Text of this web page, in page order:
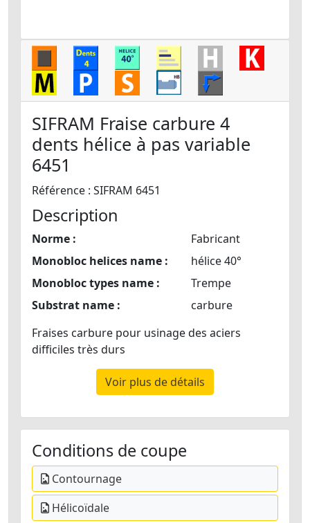
SIFRAM Fraise carbure 4
dents hélice à pas variable
6451
Référence : SIFRAM 6451
Description
Norme :
Fabricant
Monobloc helices name :
hélice 40°
Monobloc types name :
Trempe
Substrat name :
carbure
Fraises carbure pour usinage des aciers
difficiles très durs
Voir plus de détails
Conditions de coupe
Contournage
Hélicoïdale